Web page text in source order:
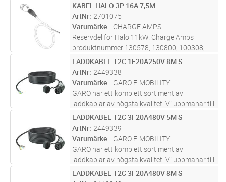
ST Lägg i kundvagn
KABEL HALO 3P 16A 7,5M
ArtNr 2701075
Varumärke
CHARGE AMPS
Reservdel för Halo 11kW. Charge Amps
produktnummer 130578, 130800, 100308,
101082.
ST Lägg i kundvagn
LADDKABEL T2C 1F20A250V 8M S
ArtNr 2449338
Varumärke
GARO E-MOBILITY
GARO har ett komplett sortiment av
laddkablar av högsta kvalitet. Vi uppmanar till
att alltid använda oskadda kablar för att
säkerställa funktion – att din bil fungerar.
Dessutom är kabel och anslutn...läs mer
ST Lägg i kundvagn
LADDKABEL T2C 3F20A480V 5M S
ArtNr 2449339
Varumärke
GARO E-MOBILITY
GARO har ett komplett sortiment av
laddkablar av högsta kvalitet. Vi uppmanar till
att alltid använda oskadda kablar för att
ST Lägg i kundvagn
LADDKABEL T2C 3F20A480V 8M S